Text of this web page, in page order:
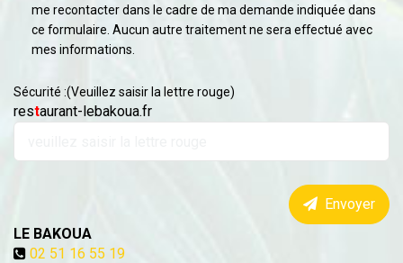
me recontacter dans le cadre de ma demande indiquée dans
ce formulaire. Aucun autre traitement ne sera effectué avec
mes informations.
Sécurité :(Veuillez saisir la lettre rouge)
restaurant-lebakoua.fr
Envoyer
LE BAKOUA
02 51 16 55 19